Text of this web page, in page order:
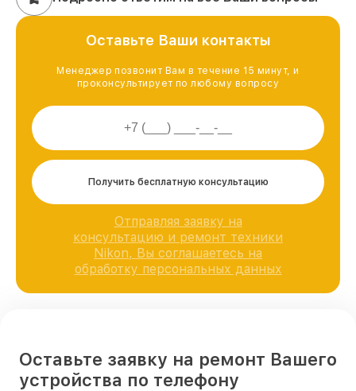
Оставьте Ваши контакты
Менеджер позвонит Вам в течение 15 минут, и
проконсультирует по любому вопросу
Получить бесплатную консультацию
Отправляя заявку на
консультацию и ремонт техники
Nikon, Вы соглашаетесь на
обработку персональных данных
Оставьте заявку на ремонт Вашего
устройства по телефону